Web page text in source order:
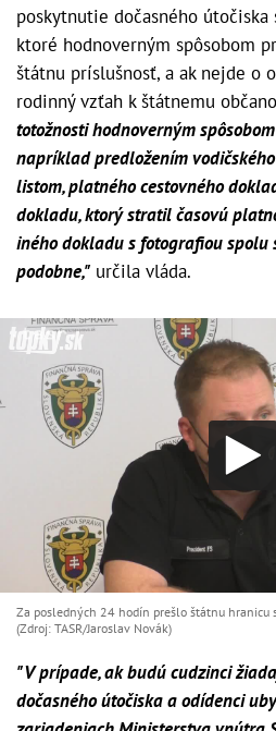
poskytnutie dočasného útočiska
ktoré hodnoverným spôsobom
štátnu príslušnosť, a ak nejde o
rodinný vzťah k štátnemu
totožnosti hodnoverným
napríklad predložením
listom, platného cestovného
dokladu, ktorý stratil časovú
iného dokladu s fotografiou spolu
podobne," určila vláda.
Za posledných 24 hodín prešlo štátnu hranicu
(Zdroj: TASR/Jaroslav Novák)
"V prípade, ak budú cudzinci
dočasného útočiska a odídenci